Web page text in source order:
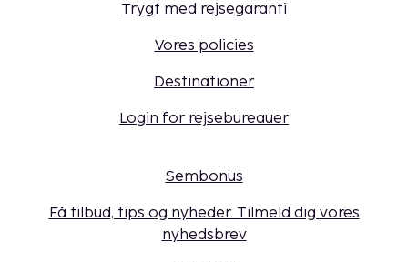
Trygt med rejsegaranti
Vores policies
Destinationer
Login for rejsebureauer
Sembonus
Få tilbud, tips og nyheder. Tilmeld dig vores
nyhedsbrev